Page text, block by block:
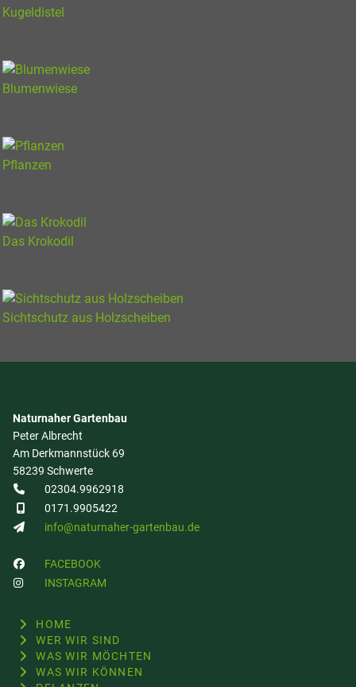
Kugeldistel
Blumenwiese
Pflanzen
Das Krokodil
Sichtschutz aus Holzscheiben
Naturnaher Gartenbau
Peter Albrecht
Am Derkmannstück 69
58239 Schwerte
02304.9962918
0171.9905422
info@naturnaher-gartenbau.de
FACEBOOK
INSTAGRAM
HOME
WER WIR SIND
WAS WIR MÖCHTEN
WAS WIR KÖNNEN